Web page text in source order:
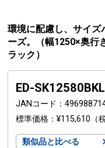
環境に配慮し、サイズ
ーズ。（幅1250×奥行
ラック）
ED-
JANコード
標準価格
¥115,610 （
類似品と比べる